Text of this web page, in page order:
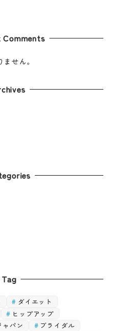
Comments
せん。
Tag
ダイエット
ヒップアップ
パン
ブライダル